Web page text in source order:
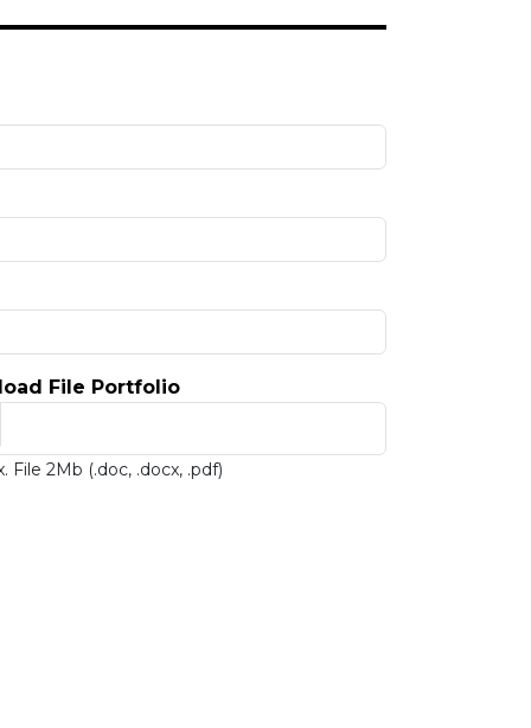
File Portfolio
File 2Mb (.doc, .docx, .pdf)